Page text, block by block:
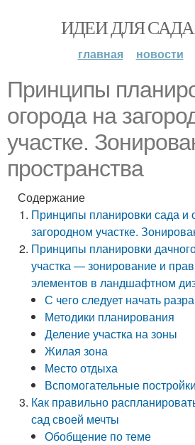
ИДЕИ ДЛЯ
главная новости
Принципы
огорода на
участке.
пространства
Содержание
Принципы планировки сада и
загородном участке.
Принципы планировки
участка — зонирование и
элементов в ландшафтном
С чего следует начать
Методики планирования
Деление участка на зоны
Жилая зона
Место отдыха
Вспомогательные постройки
Как правильно
сад своей мечты
Обобщение по теме